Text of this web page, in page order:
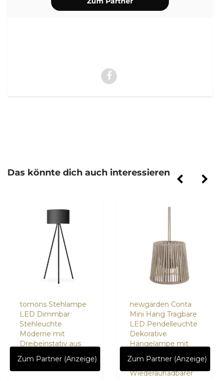
Das könnte dich auch interessieren
tomons Stehlampe
LED Dimmbar
Stehleuchte
Moderne mit
Dreibeinstativ aus
Zum Partner (Anzeige)
newgarden Conta
Mini Hang Tragbare
LED Pendelleuchte
Dekorative
Hängelampe mit
USB
Wiederaufladbarer
Zum Partner (Anzeige)